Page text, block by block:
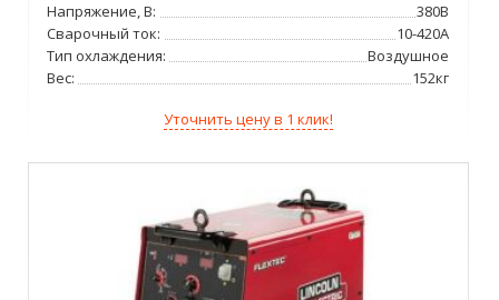
Напряжение, В:
380В
Сварочный ток:
10-420А
Тип охлаждения:
Воздушное
Вес:
152кг
Уточнить цену в 1 клик!